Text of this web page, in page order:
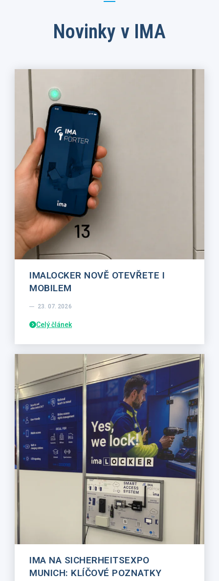
Novinky v IMA
IMALOCKER NOVĚ OTEVŘETE I
MOBILEM
23. 07. 2026
Celý článek
IMA NA SICHERHEITSEXPO
MUNICH: KLÍČOVÉ POZNATKY